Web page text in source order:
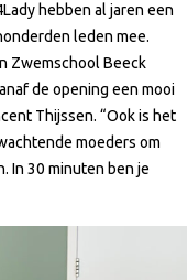
hebben al jaren een
leden mee.
Zwemschool Beeck
de opening een mooi
Thijssen. “Ook is het
moeders om
In 30 minuten ben je